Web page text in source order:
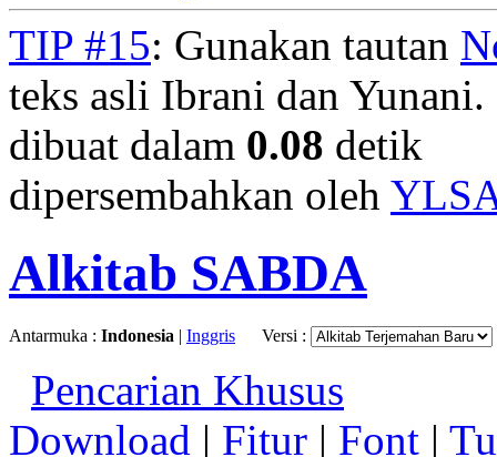
TIP #15: Gunakan tautan
teks asli Ibrani dan
dibuat dalam 0.08 detik
dipersembahkan oleh
Alkitab SABDA
Antarmuka : Indonesia | Inggris Versi :
Pencarian Khusus
Download | Fitur | Font |